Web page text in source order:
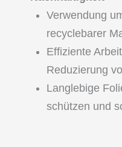
Verwendung
recyclebarer
Effiziente
Reduzierung
Langlebige
schützen und